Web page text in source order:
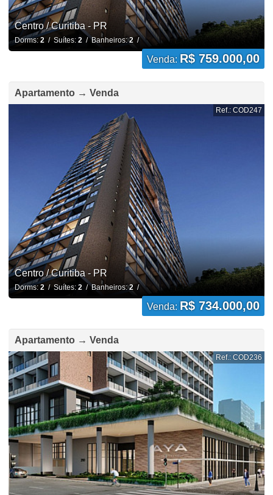
Centro / Curitiba - PR
Dorms: 2/ Suítes: 2/ Banheiros:2/
Venda: R$ 759.000,00
Apartamento → Venda
Ref.: COD247
Centro / Curitiba - PR
Dorms: 2/ Suítes: 2/ Banheiros:2/
Venda: R$ 734.000,00
Apartamento → Venda
Ref.: COD236